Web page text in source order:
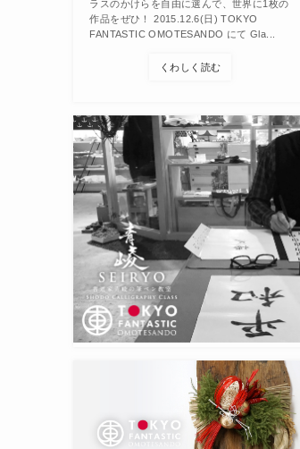
ラスのかけらを自由に選んで、世界に1枚の
作品をぜひ！ 2015.12.6(日) TOKYO
FANTASTIC OMOTESANDO にて Gla...
くわしく読む